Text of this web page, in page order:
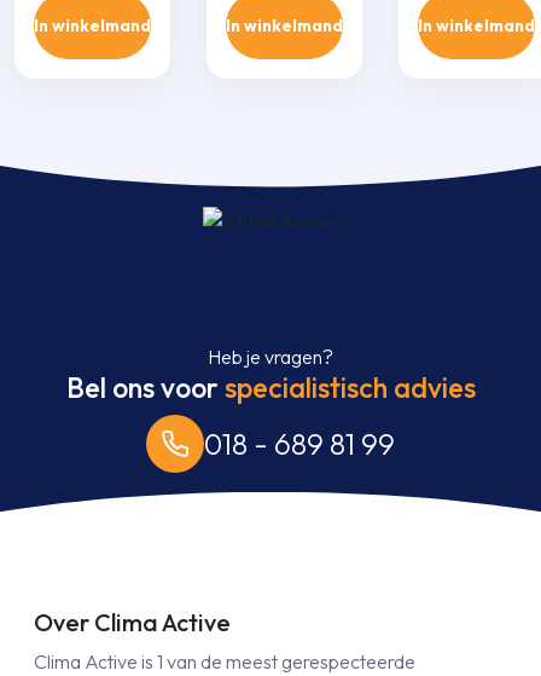
W 5,0 kW inclusief
infrarood
In winkelmand
W 5,0 kW inclusief
infrarood
In winkelmand
5,0 kW
infrarood
In winkelmand
Heb je vragen?
Bel ons voorspecialistisch advies
018 - 689 81 99
Over Clima Active
Clima Active is 1 van de meest gerespecteerde